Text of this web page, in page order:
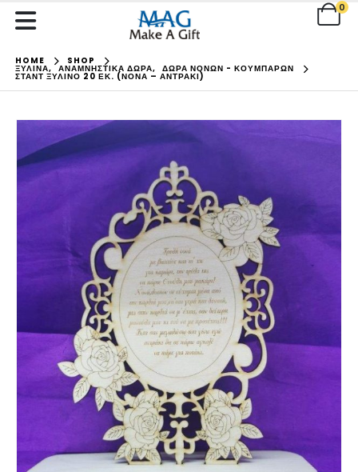
0
HOME SHOP
ΞΥΛΙΝΑ, ΑΝΑΜΝΗΣΤΙΚΑ ΔΩΡΑ, ΔΩΡΑ ΝΟΝΩΝ - ΚΟΥΜΠΑΡΩΝ
ΣΤΑΝΤ ΞΎΛΙΝΟ 20 ΕΚ. (ΝΟΝΆ – ΑΝΤΡΆΚΙ)